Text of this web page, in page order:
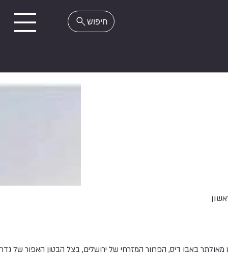
באבו דיס, הפרוור המזרחי של ירושלים, בצל הבטון האפור של